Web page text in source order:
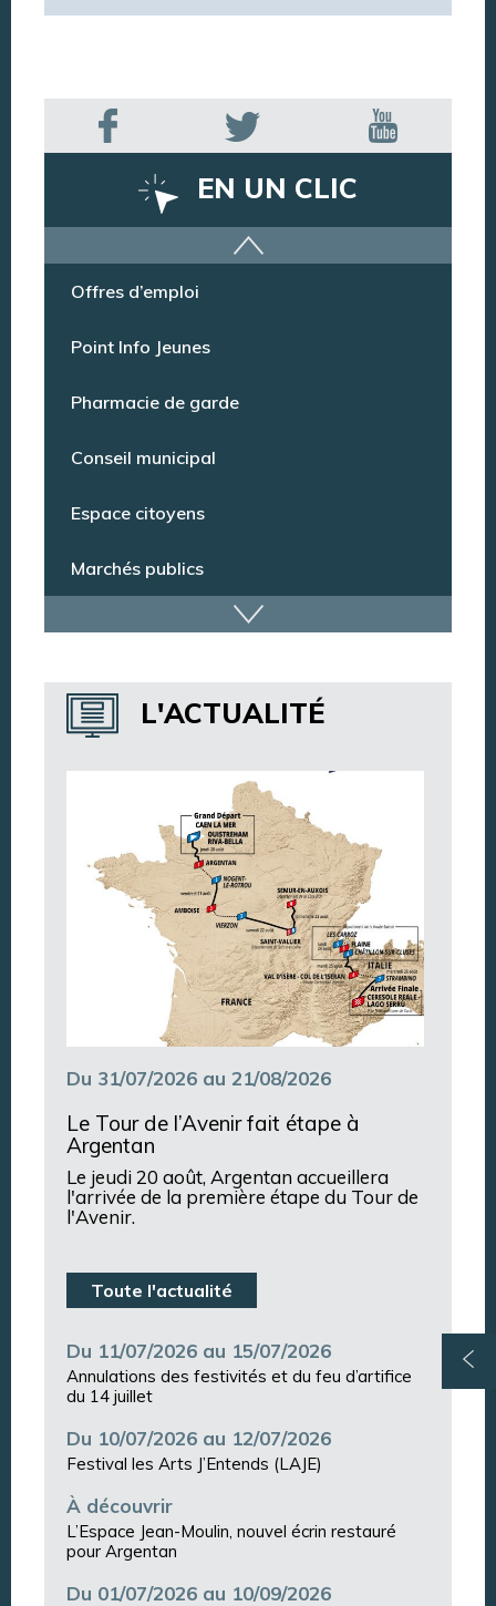
EN UN CLIC
Offres d’emploi
Point Info Jeunes
Pharmacie de garde
Conseil municipal
Espace citoyens
Marchés publics
Dispositif de vidéoprotection
Annuaire des services
Annuaire des associations
Argentan Aujourd’hui
L'ACTUALITÉ
Du 31/07/2026 au 21/08/2026
Le Tour de l’Avenir fait étape à
Argentan
Le jeudi 20 août, Argentan accueillera
l'arrivée de la première étape du Tour de
l'Avenir.
Toute l'actualité
Du 11/07/2026 au 15/07/2026
Annulations des festivités et du feu d’artifice
du 14 juillet
Du 10/07/2026 au 12/07/2026
Festival les Arts J’Entends (LAJE)
À découvrir
L’Espace Jean-Moulin, nouvel écrin restauré
pour Argentan
Du 01/07/2026 au 10/09/2026